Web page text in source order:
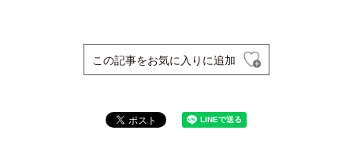
この記事をお気に入りに追加